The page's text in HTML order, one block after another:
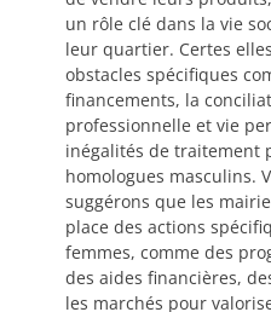
un rôle clé dans la vie
leur quartier. Certes
obstacles spécifiques
financements, la
professionnelle et vie
inégalités de traitement
homologues masculins.
suggérons que les
place des actions
femmes, comme des
des aides financières,
les marchés pour